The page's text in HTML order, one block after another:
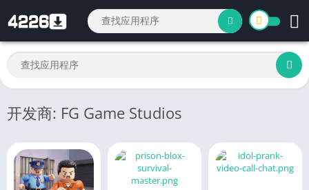
开发商: FG Game Studios